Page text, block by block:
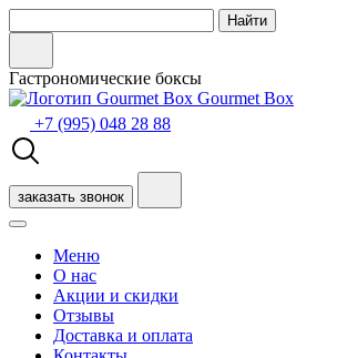
Гастрономические боксы
Gourmet Box
+7 (995) 048 28 88
заказать звонок
Меню
О нас
Акции и скидки
Отзывы
Доставка и оплата